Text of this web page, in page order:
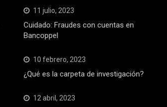
11 julio, 2023
Cuidado: Fraudes con cuentas en
Bancoppel
10 febrero, 2023
¿Qué es la carpeta de investigación?
12 abril, 2023